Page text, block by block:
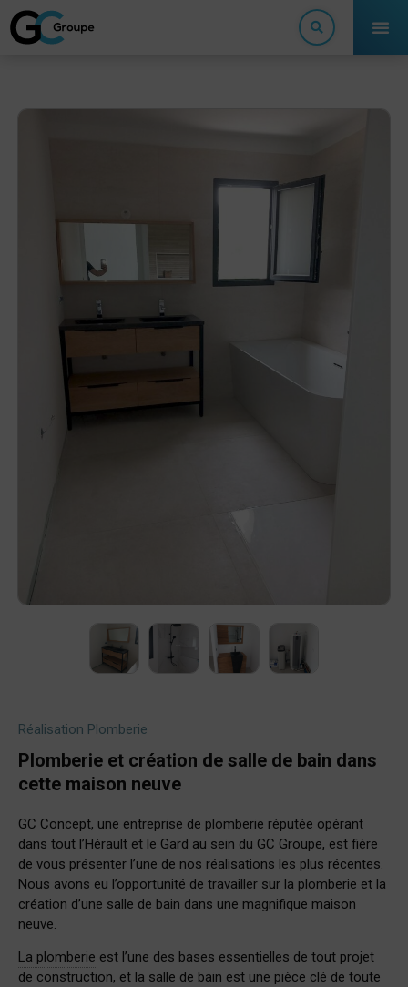
Réalisation Plomberie
Plomberie et création de salle de bain dans
cette maison neuve
GC Concept, une entreprise de plomberie réputée opérant
dans tout l’Hérault et le Gard au sein du GC Groupe, est fière
de vous présenter l’une de nos réalisations les plus récentes.
Nous avons eu l’opportunité de travailler sur la plomberie et la
création d’une salle de bain dans une magnifique maison
neuve.
La plomberie est l’une des bases essentielles de tout projet
de construction, et la salle de bain est une pièce clé de toute